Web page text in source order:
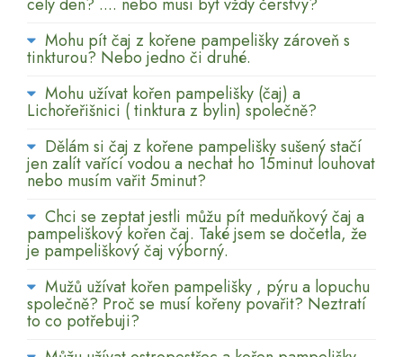
Mohu pít čaj z kořene pampelišky zároveň s
tinkturou? Nebo jedno či druhé.
Mohu užívat kořen pampelišky (čaj) a
Lichořeřišnici ( tinktura z bylin) společně?
Dělám si čaj z kořene pampelišky sušený stačí
jen zalít vařící vodou a nechat ho 15minut louhovat
nebo musím vařit 5minut?
Chci se zeptat jestli můžu pít meduňkový čaj a
pampeliškový kořen čaj. Také jsem se dočetla, že
je pampeliškový čaj výborný.
Mužů užívat kořen pampelišky , pýru a lopuchu
společně? Proč se musí kořeny povařit? Neztratí
to co potřebuji?